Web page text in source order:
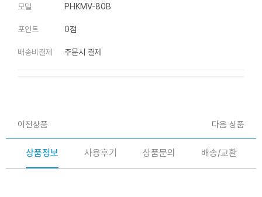
모델 PHKMV-80B
포인트 0점
배송비결제 주문시 결제
이전상품 다음 상품
상품정보 사용후기 상품문의 배송/교환